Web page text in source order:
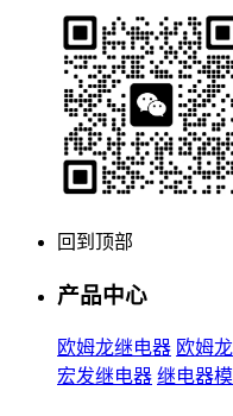
回到顶部
产品中心
欧姆龙继电器 欧姆
宏发继电器 继电器